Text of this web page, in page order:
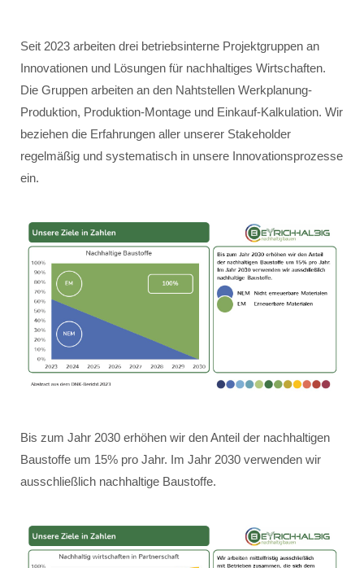
Seit 2023 arbeiten drei betriebsinterne Projektgruppen an
Innovationen und Lösungen für nachhaltiges Wirtschaften.
Die Gruppen arbeiten an den Nahtstellen Werkplanung-
Produktion, Produktion-Montage und Einkauf-Kalkulation. Wir
beziehen die Erfahrungen aller unserer Stakeholder
regelmäßig und systematisch in unsere Innovationsprozesse
ein.
Bis zum Jahr 2030 erhöhen wir den Anteil der nachhaltigen
Baustoffe um 15% pro Jahr. Im Jahr 2030 verwenden wir
ausschließlich nachhaltige Baustoffe.